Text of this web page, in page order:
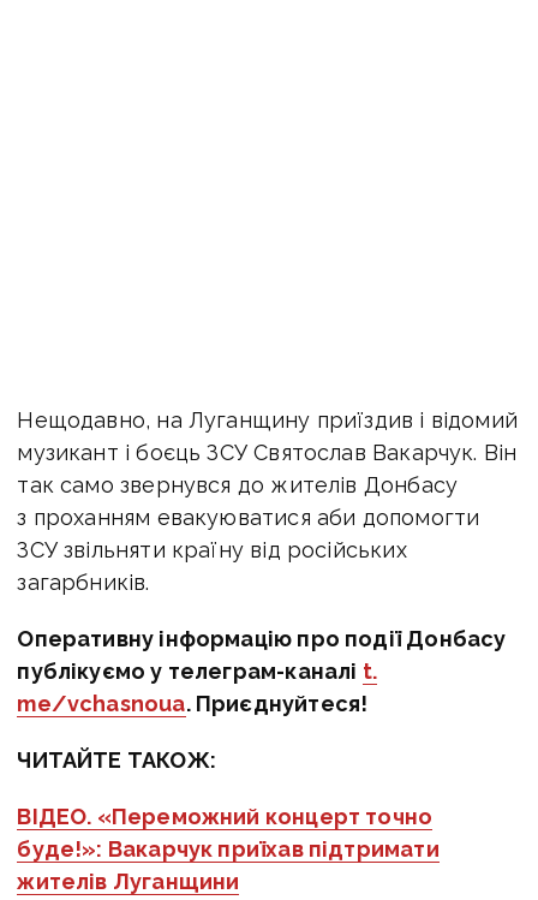
Нещодавно, на Луганщину приїздив і відомий
музикант і боєць ЗСУ Святослав Вакарчук. Він
так само звернувся до жителів Донбасу
з проханням евакуюватися аби допомогти
ЗСУ звільняти країну від російських
загарбників.
Оперативну інформацію про події Донбасу
публікуємо у телеграм-каналі t.
me/vchasnoua. Приєднуйтеся!
ЧИТАЙТЕ ТАКОЖ:
ВІДЕО. «Переможний концерт точно
буде!»: Вакарчук приїхав підтримати
жителів Луганщини